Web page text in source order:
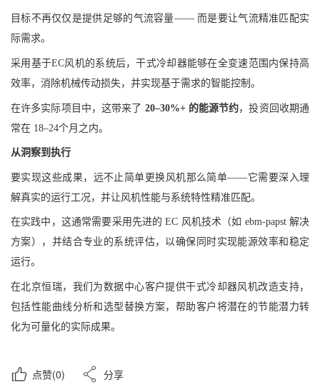
目标不再仅仅是提供足够的气流容量—— 而是要让气流精准匹配实
际需求。
采用基于EC风机的系统后，干式冷却器能够在全变速范围内保持高
效率，消除机械传动损失，并实现基于需求的智能控制。
在许多实际项目中，这带来了 20–30%+ 的能源节约，投资回收期通
常在 18–24个月之内。
从洞察到执行
要实现这些成果，远不止简单更换风机那么简单——它需要深入理
解真实的运行工况，并让风机性能与系统特性精准匹配。
在实践中，这通常需要采用先进的 EC 风机技术（如 ebm-papst 解决
方案），并结合专业的系统评估，以确保同时实现能源效率和稳定
运行。
在北京恒瑞，我们为数据中心客户提供干式冷却器风机改造支持，
包括性能曲线分析和选型替换方案，帮助客户将潜在的节能潜力转
化为可量化的实际成果。
点赞(0) 分享